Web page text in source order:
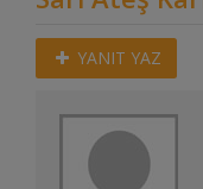
YANIT YAZ